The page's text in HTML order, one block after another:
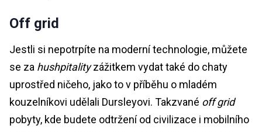
Off grid
Jestli si nepotrpíte na moderní technologie, můžete
se za hushpitalityzážitkem vydat také do chaty
uprostřed ničeho, jako to v příběhu o mladém
kouzelníkovi udělali Dursleyovi. Takzvané off grid
pobyty, kde budete odtržení od civilizace i mobilního